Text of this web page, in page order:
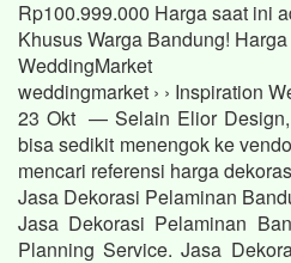
Rp100.999.000 Harga saat ini
Khusus Warga Bandung!
WeddingMarket
weddingmarket › › Inspiration
23 Okt — Selain Elior
bisa sedikit menengok ke
mencari referensi harga
Jasa Dekorasi Pelaminan
Jasa Dekorasi Pelaminan
Planning Service. Jasa